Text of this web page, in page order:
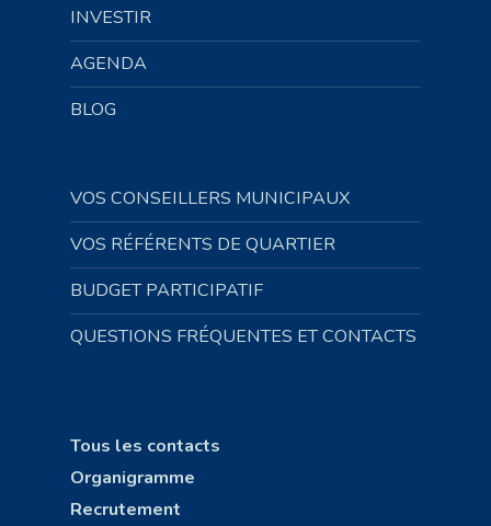
INVESTIR
AGENDA
BLOG
VOS CONSEILLERS MUNICIPAUX
VOS RÉFÉRENTS DE QUARTIER
BUDGET PARTICIPATIF
QUESTIONS FRÉQUENTES ET CONTACTS
Tous les contacts
Organigramme
Recrutement